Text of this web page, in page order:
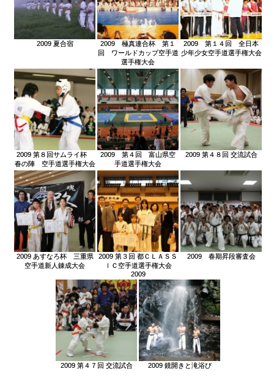
2009 夏合宿
2009 極真連合杯 第１
回 ワールドカップ空手道
選手権大会
2009 第１４回 全日本
少年少女空手道選手権大会
2009 第８回サムライ杯
春の陣 空手道選手権大会
2009 第４回 富山県空
手道選手権大会
2009 第４８回 交流試合
2009 あすなろ杯 三重県
空手道新人錬成大会
2009 第３回 都ＣＬＡＳＳ
ＩＣ空手道選手権大会
2009
2009 春期昇段審査会
2009 第４７回 交流試合 2009 鏡開きと滝浴び